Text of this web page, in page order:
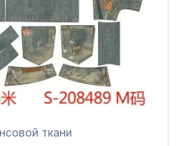
ткани